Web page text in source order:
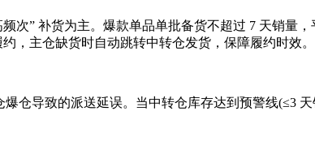
” 补货为主。爆款单品单批备货不超过 7 天销量
，主仓缺货时自动跳转中转仓发货，保障履约时效。
导致的派送延误。当中转仓库存达到预警线(≤3 天